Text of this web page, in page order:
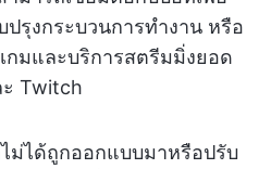
รุงกระบวนการทำงาน หรือ
มและบริการสตรีมมิ่งยอด
Twitch
ม่ได้ถูกออกแบบมาหรือปรับ